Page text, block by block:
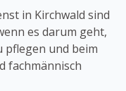
in Kirchwald sind
es darum geht,
pflegen und beim
fachmännisch